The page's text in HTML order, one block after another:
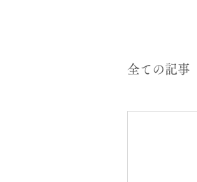
全ての記事